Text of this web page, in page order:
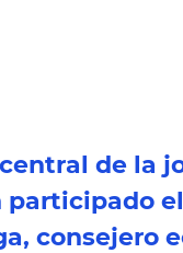
de la
participado
consejero